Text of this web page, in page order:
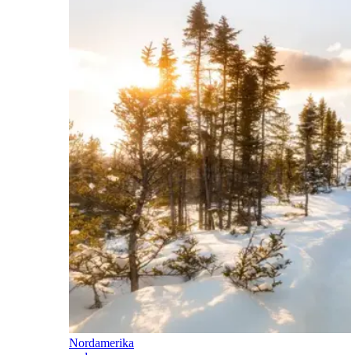
Nordamerika